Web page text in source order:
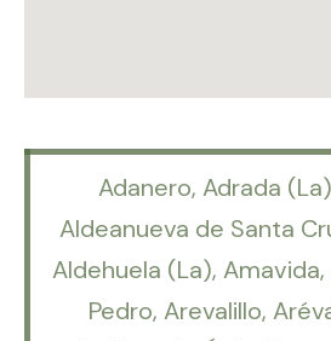
Adanero, Adrada
Aldeanueva de Santa
Aldehuela (La),
Pedro, Arevalillo,